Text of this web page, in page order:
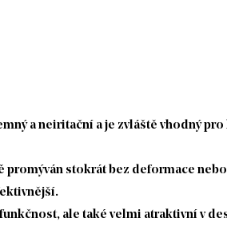
a neiritační a je zvláště vhodný
stokrát bez deformace
ale také velmi atraktivní v